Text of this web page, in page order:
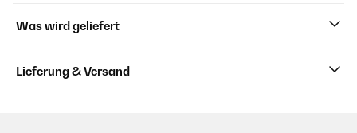
Was wird geliefert
Lieferung & Versand